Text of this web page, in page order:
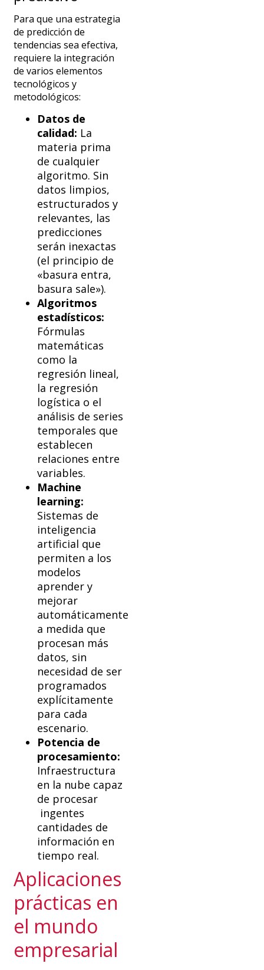
Para que una estrategia
de predicción de
tendencias sea efectiva,
requiere la integración
de varios elementos
tecnológicos y
metodológicos:
Datos de
calidad: La
materia prima
de cualquier
algoritmo. Sin
datos limpios,
estructurados y
relevantes, las
predicciones
serán inexactas
(el principio de
«basura entra,
basura sale»).
Algoritmos
estadísticos:
Fórmulas
matemáticas
como la
regresión lineal,
la regresión
logística o el
análisis de series
temporales que
establecen
relaciones entre
variables.
Machine
learning:
Sistemas de
inteligencia
artificial que
permiten a los
modelos
aprender y
mejorar
automáticamente
a medida que
procesan más
datos, sin
necesidad de ser
programados
explícitamente
para cada
escenario.
Potencia de
procesamiento:
Infraestructura
en la nube capaz
de procesar
ingentes
cantidades de
información en
tiempo real.
Aplicaciones
prácticas en
el mundo
empresarial